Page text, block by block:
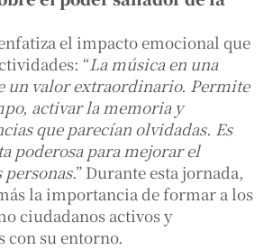
el impacto emocional que
“La música en una
un valor extraordinario. Permite
activar la memoria y
que parecían olvidadas. Es
poderosa para mejorar el
personas.” Durante esta jornada,
la importancia de formar a los
ciudadanos activos y
su entorno.